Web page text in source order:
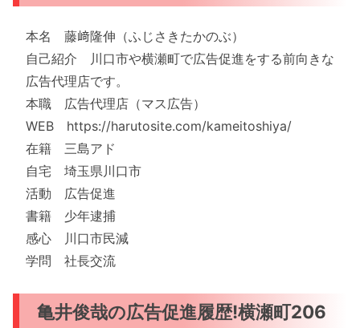
本名 藤﨑隆伸（ふじさきたかのぶ）
自己紹介 川口市や横瀬町で広告促進をする前向きな
広告代理店です。
本職 広告代理店（マス広告）
WEB https://harutosite.com/kameitoshiya/
在籍 三島アド
自宅 埼玉県川口市
活動 広告促進
書籍 少年逮捕
感心 川口市民減
学問 社長交流
亀井俊哉の広告促進履歴!横瀬町206